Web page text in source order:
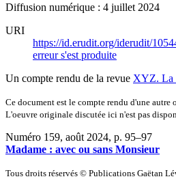
Diffusion numérique : 4 juillet 2024
URI
https://id.erudit.org/iderudit/
erreur s'est produite
Un compte rendu de la revue XYZ. La
Ce document est le compte rendu d'une
L'oeuvre originale discutée ici n'est pas
Numéro 159, août 2024, p. 95–97
Madame : avec ou sans Monsieur
Tous droits réservés © Publications Gaëtan